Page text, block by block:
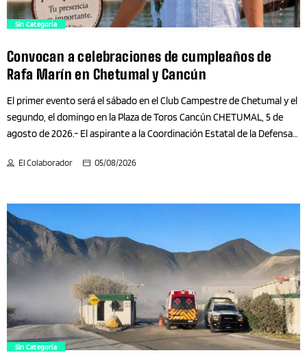
Astronomía
Automovilismo
Autos
Baja California Sur
Básquet
Bienestar
trending_flat
Sin Categoría
Convocan a celebraciones de cumpleaños de
Rafa Marín en Chetumal y Cancún
El primer evento será el sábado en el Club Campestre de Chetumal y el
segundo, el domingo en la Plaza de Toros Cancún CHETUMAL, 5 de
agosto de 2026.- El aspirante a la Coordinación Estatal de la Defensa
Rafael Marín Mollinedo, emitivó invitaciones públicas a dos
comenzaron a circular en las redes sociales, el primer evento de
celebración se llevará a cabo el sábado 15 de agosto a las 17:00 horas
en el Club Campestre de Chetumal, ubicado en el Boulevard Bahía,
donde el acceso será por la avenida Universidad, frente al centro
comercial Walmart. El segundo evento se realizará al siguiente día, el
domingo 16 de agosto a […]
El Colaborador 05/08/2026
trending_flat
Sin Categoría